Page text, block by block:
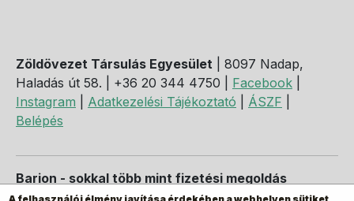
Zöldövezet Társulás Egyesület | 8097 Nadap,
Haladás út 58. | +36 20 344 4750 | Facebook
Instagram
Adatkezelési Tájékoztató ÁSZF
Belépés
Barion - sokkal több mint fizetési megoldás